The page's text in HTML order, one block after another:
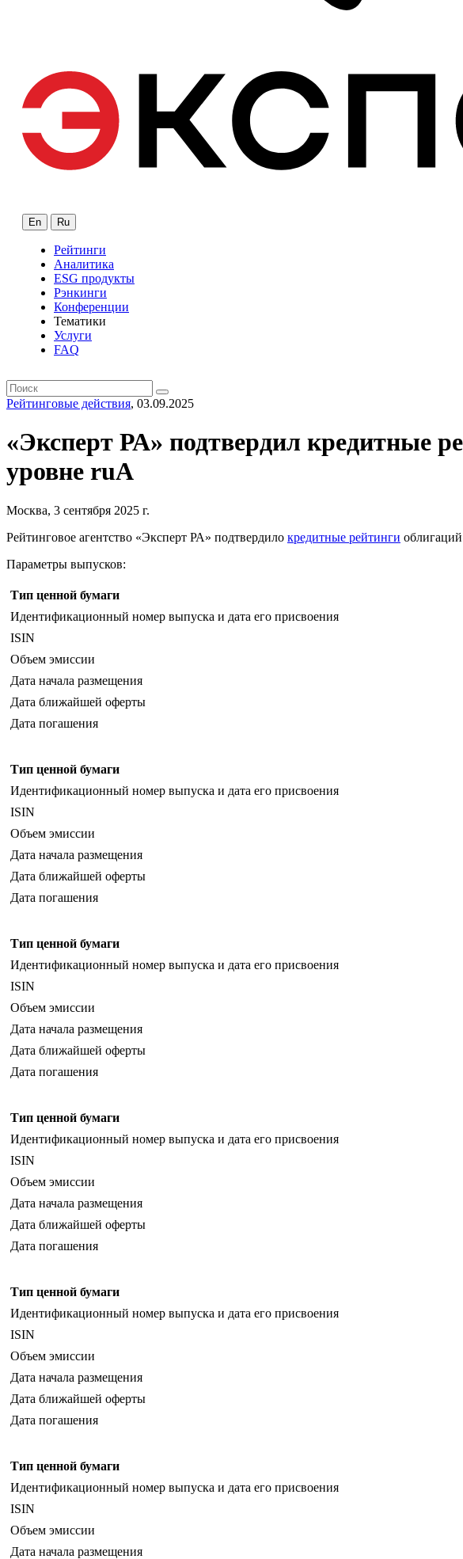
En Ru
Рейтинги
Аналитика
ESG продукты
Рэнкинги
Конференции
Тематики
Услуги
FAQ
Рейтинговые действия, 03.09.2025
«Эксперт РА» подтвердил кредитные
уровне ruA
Москва, 3 сентября 2025 г.
Рейтинговое агентство «Эксперт РА» подтвердило кредитные рейтинги облигаций
Параметры выпусков:
Тип ценной бумаги
Идентификационный номер выпуска и дата его присвоения
ISIN
Объем эмиссии
Дата начала размещения
Дата ближайшей оферты
Дата погашения
Тип ценной бумаги
Идентификационный номер выпуска и дата его присвоения
ISIN
Объем эмиссии
Дата начала размещения
Дата ближайшей оферты
Дата погашения
Тип ценной бумаги
Идентификационный номер выпуска и дата его присвоения
ISIN
Объем эмиссии
Дата начала размещения
Дата ближайшей оферты
Дата погашения
Тип ценной бумаги
Идентификационный номер выпуска и дата его присвоения
ISIN
Объем эмиссии
Дата начала размещения
Дата ближайшей оферты
Дата погашения
Тип ценной бумаги
Идентификационный номер выпуска и дата его присвоения
ISIN
Объем эмиссии
Дата начала размещения
Дата ближайшей оферты
Дата погашения
Тип ценной бумаги
Идентификационный номер выпуска и дата его присвоения
ISIN
Объем эмиссии
Дата начала размещения